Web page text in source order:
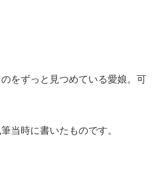
をずっと見つめている愛娘。可
当時に書いたものです。